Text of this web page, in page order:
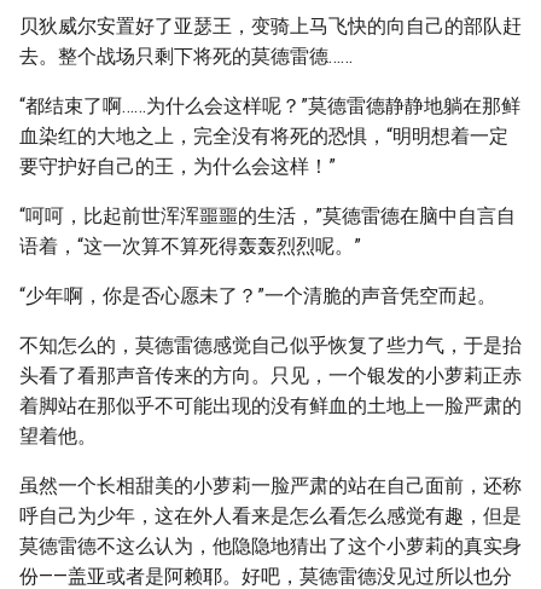
贝狄威尔安置好了亚瑟王，变骑上马飞快的向自己的部队赶
去。整个战场只剩下将死的莫德雷德……
“都结束了啊……为什么会这样呢？”莫德雷德静静地躺在那鲜
血染红的大地之上，完全没有将死的恐惧，“明明想着一定
要守护好自己的王，为什么会这样！”
“呵呵，比起前世浑浑噩噩的生活，”莫德雷德在脑中自言自
语着，“这一次算不算死得轰轰烈烈呢。”
“少年啊，你是否心愿未了？”一个清脆的声音凭空而起。
不知怎么的，莫德雷德感觉自己似乎恢复了些力气，于是抬
头看了看那声音传来的方向。只见，一个银发的小萝莉正赤
着脚站在那似乎不可能出现的没有鲜血的土地上一脸严肃的
望着他。
虽然一个长相甜美的小萝莉一脸严肃的站在自己面前，还称
呼自己为少年，这在外人看来是怎么看怎么感觉有趣，但是
莫德雷德不这么认为，他隐隐地猜出了这个小萝莉的真实身
份——盖亚或者是阿赖耶。好吧，莫德雷德没见过所以也分